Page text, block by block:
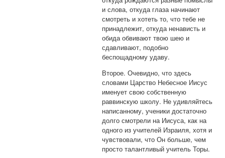
и слова, откуда глаза начинают
смотреть и хотеть то, что тебе не
принадлежит, откуда ненависть и
обида обвивают твою шею и
сдавливают, подобно
беспощадному удаву.
Второе. Очевидно, что здесь
словами Царство Небесное Иисус
именует свою собственную
раввинскую школу. Не удивляйтесь
написанному, ученики достаточно
долго смотрели на Иисуса, как на
одного из учителей Израиля, хотя и
чувствовали, что Он больше, чем
просто талантливый учитель Торы.